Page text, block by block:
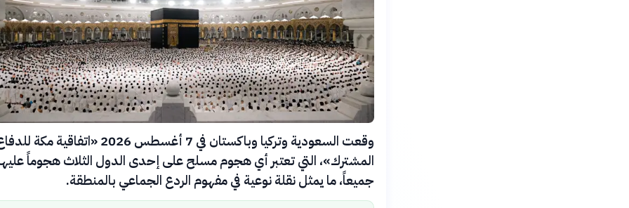
وقعت السعودية وتركيا وباكستان في 7 أغسطس 2026 «اتفاقية مكة
المشترك»، التي تعتبر أي هجوم مسلح على إحدى الدول الثلاث هجوماً
جميعاً، ما يمثل نقلة نوعية في مفهوم الردع الجماعي بالمنطقة.